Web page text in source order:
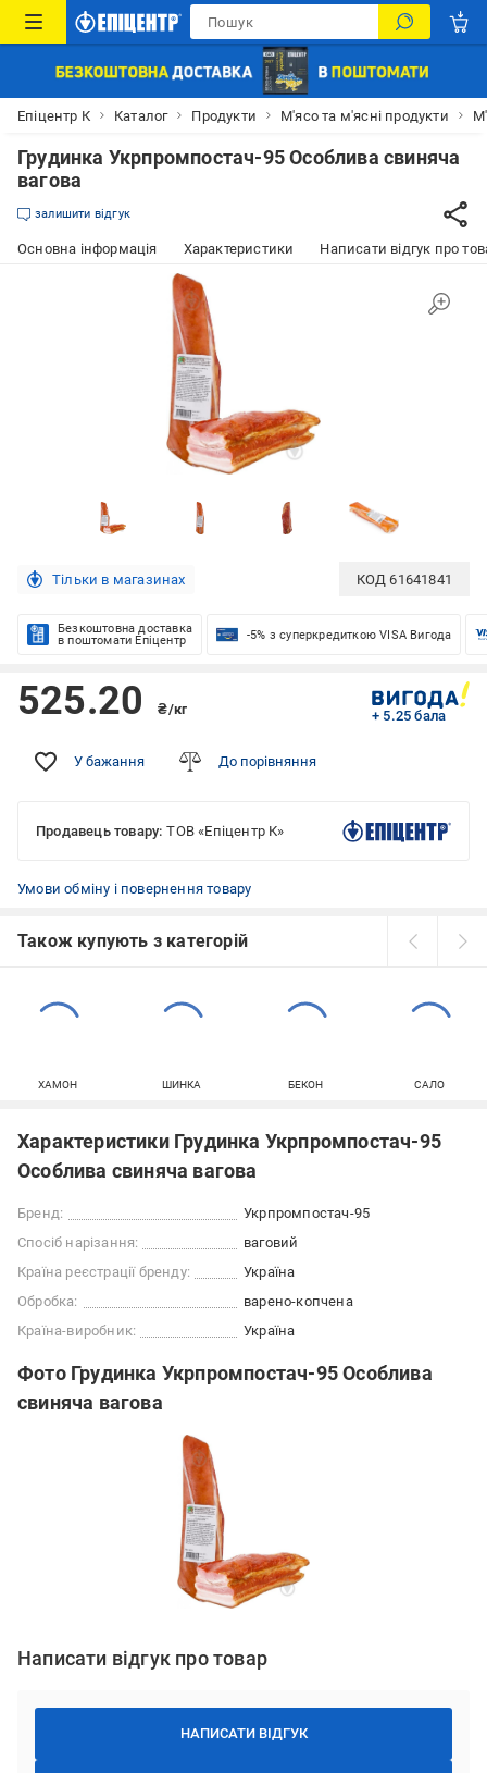
Епіцентр К Каталог Продукти М'ясо та м'ясні продукти
Грудинка Укрпромпостач-95 Особлива свиняча
вагова
залишити відгук
Основна інформація Характеристики Написати відгук про
Тільки в магазинах КОД61641841
Безкоштовна доставка
в поштомати Епіцентр
-5% з суперкредиткою VISA Вигода
525.20 ₴/кг + 5.25 бала
У бажання До порівняння
Продавець товару: ТОВ «Епіцентр К»
Умови обміну і повернення товару
Також купують з категорій
ХАМОН ШИНКА БЕКОН САЛО
Характеристики Грудинка Укрпромпостач-95
Особлива свиняча вагова
Бренд:
Укрпромпостач-95
Спосіб нарізання:
ваговий
Країна реєстрації бренду:
Україна
Обробка:
варено-копчена
Країна-виробник:
Україна
Фото Грудинка Укрпромпостач-95 Особлива
свиняча вагова
Написати відгук про товар
НАПИСАТИ ВІДГУК